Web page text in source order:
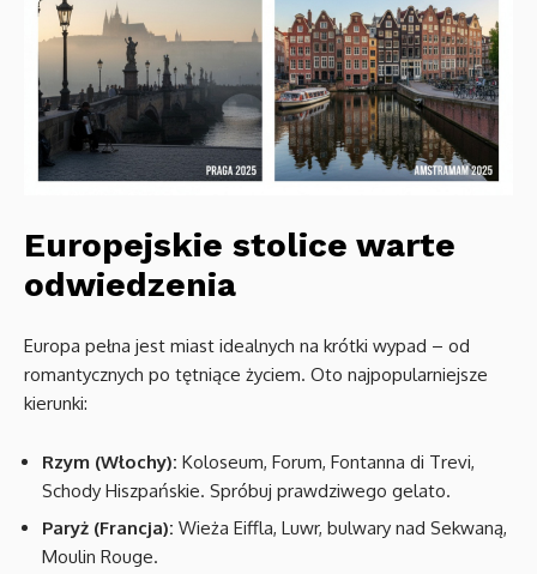
Europejskie stolice warte
odwiedzenia
Europa pełna jest miast idealnych na krótki wypad – od
romantycznych po tętniące życiem. Oto najpopularniejsze
kierunki:
Rzym (Włochy): Koloseum, Forum, Fontanna di Trevi,
Schody Hiszpańskie. Spróbuj prawdziwego gelato.
Paryż (Francja): Wieża Eiffla, Luwr, bulwary nad Sekwaną,
Moulin Rouge.